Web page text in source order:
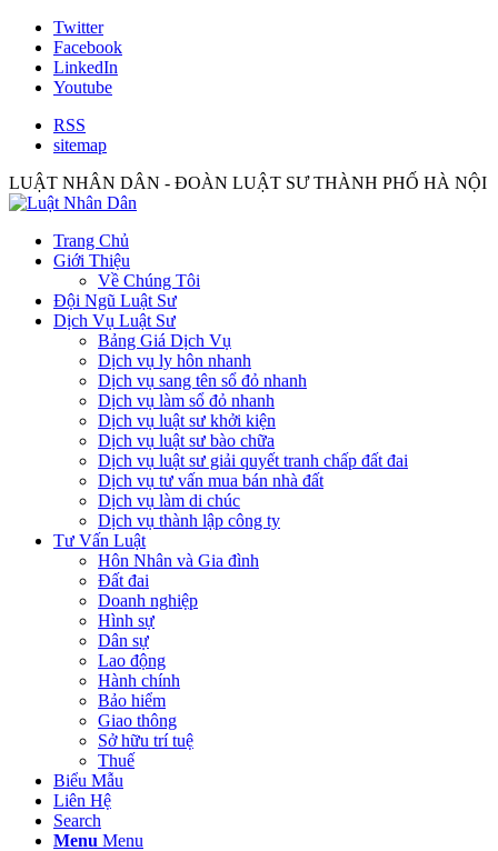
Twitter
Facebook
LinkedIn
Youtube
RSS
sitemap
LUẬT NHÂN DÂN - ĐOÀN LUẬT SƯ THÀNH PHỐ HÀ NỘI
Trang Chủ
Giới Thiệu
Về Chúng Tôi
Đội Ngũ Luật Sư
Dịch Vụ Luật Sư
Bảng Giá Dịch Vụ
Dịch vụ ly hôn nhanh
Dịch vụ sang tên sổ đỏ nhanh
Dịch vụ làm sổ đỏ nhanh
Dịch vụ luật sư khởi kiện
Dịch vụ luật sư bào chữa
Dịch vụ luật sư giải quyết tranh chấp đất đai
Dịch vụ tư vấn mua bán nhà đất
Dịch vụ làm di chúc
Dịch vụ thành lập công ty
Tư Vấn Luật
Hôn Nhân và Gia đình
Đất đai
Doanh nghiệp
Hình sự
Dân sự
Lao động
Hành chính
Bảo hiểm
Giao thông
Sở hữu trí tuệ
Thuế
Biểu Mẫu
Liên Hệ
Search
Menu Menu